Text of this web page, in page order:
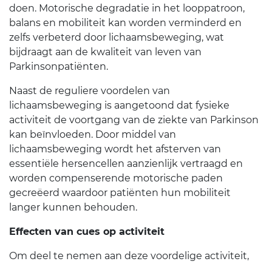
doen. Motorische degradatie in het looppatroon,
balans en mobiliteit kan worden verminderd en
zelfs verbeterd door lichaamsbeweging, wat
bijdraagt aan de kwaliteit van leven van
Parkinsonpatiënten.
Naast de reguliere voordelen van
lichaamsbeweging is aangetoond dat fysieke
activiteit de voortgang van de ziekte van Parkinson
kan beïnvloeden. Door middel van
lichaamsbeweging wordt het afsterven van
essentiële hersencellen aanzienlijk vertraagd en
worden compenserende motorische paden
gecreëerd waardoor patiënten hun mobiliteit
langer kunnen behouden.
Effecten van cues op activiteit
Om deel te nemen aan deze voordelige activiteit,